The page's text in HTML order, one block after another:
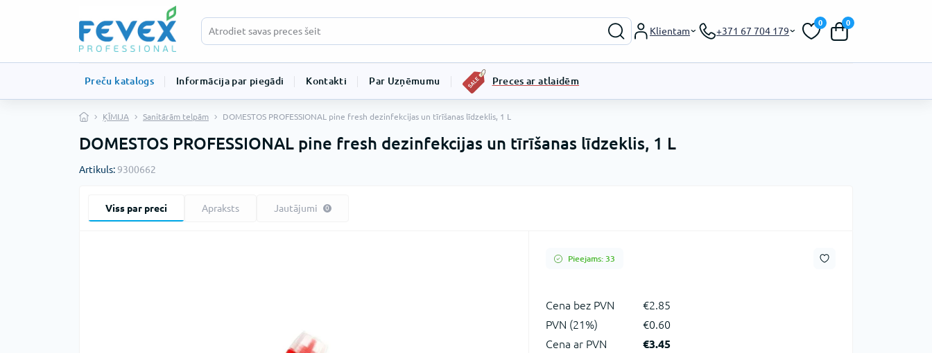
Klientam +371 67 704 179
0 0
Preču katalogs Informācija par piegādi Kontakti Par Uzņēmumu Preces ar atlaidēm
ĶĪMIJA Sanitārām telpām DOMESTOS PROFESSIONAL pine fresh dezinfekcijas un tīrīšanas līdzeklis, 1 L
DOMESTOS PROFESSIONAL pine fresh dezinfekcijas un tīrīšanas līdzeklis, 1 L
Artikuls: 9300662
Viss par preci Apraksts Jautājumi 0
Pieejams: 33
Сena bez PVN
€2.85
PVN (21%)
€0.60
Cena ar PVN
€3.45